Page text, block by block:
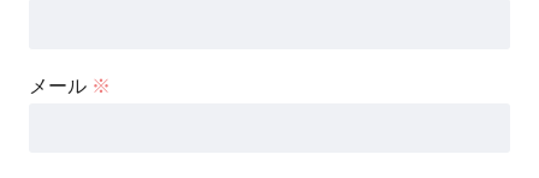
メール ※